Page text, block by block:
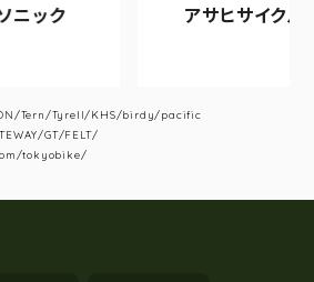
アサヒサイクル
Tern/Tyrell/KHS/birdy/pacific
GT/FELT/
tokyobike/